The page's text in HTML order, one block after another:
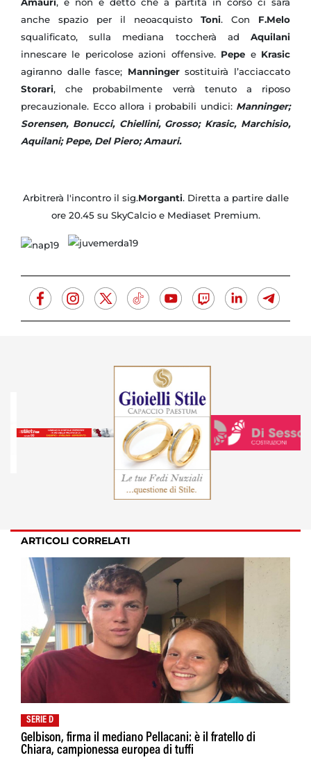
anche spazio per il neoacquisto Toni. Con F.Melo
squalificato, sulla mediana toccherà ad Aquilani
innescare le pericolose azioni offensive. Pepe e Krasic
agiranno dalle fasce; Manningersostituirà l’acciaccato
Storari, che probabilmente verrà tenuto a riposo
precauzionale. Ecco allora i probabili undici: Manninger;
Sorensen, Bonucci, Chiellini, Grosso; Krasic, Marchisio,
Aquilani; Pepe, Del Piero; Amauri.
Arbitrerà l'incontro il sig.Morganti. Diretta a partire dalle
ore 20.45 su SkyCalcio e Mediaset Premium.
ARTICOLI CORRELATI
SERIE D
Gelbison, firma il mediano Pellacani: è il fratello di
Chiara, campionessa europea di tuffi